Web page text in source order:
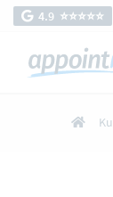
4.9 ⭐️⭐️⭐️⭐️⭐️